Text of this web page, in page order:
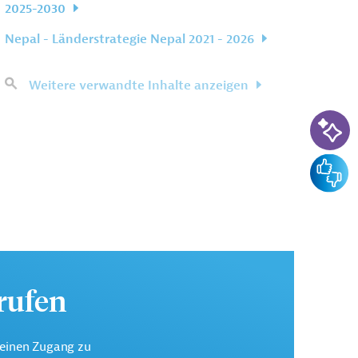
2025-2030
Nepal - Länderstrategie Nepal 2021 - 2026
Weitere verwandte Inhalte anzeigen
Zugang zu
KI-